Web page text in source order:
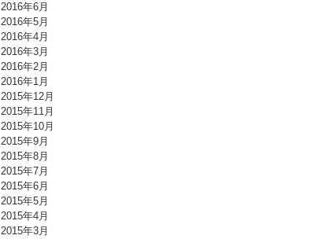
2016年6月
2016年5月
2016年4月
2016年3月
2016年2月
2016年1月
2015年12月
2015年11月
2015年10月
2015年9月
2015年8月
2015年7月
2015年6月
2015年5月
2015年4月
2015年3月